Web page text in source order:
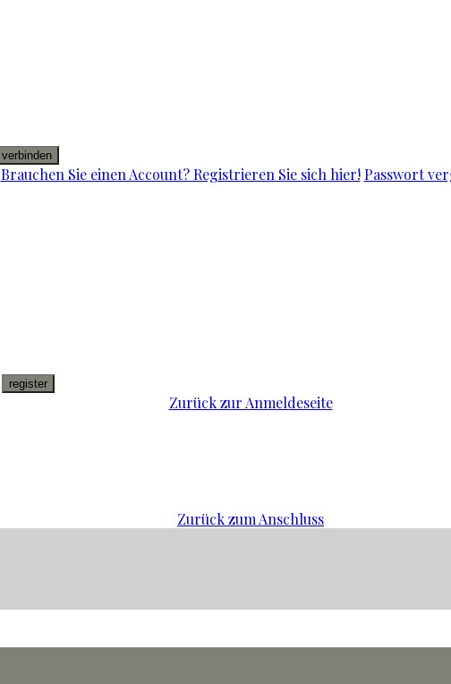
verbinden
Brauchen Sie einen Account? Registrieren Sie sich hier! Passwort
register
Zurück zur Anmeldeseite
Zurück zum Anschluss